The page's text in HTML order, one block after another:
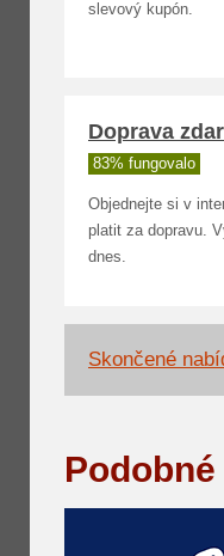
slevový kupón.
Doprava
83% fungovalo
Objednejte si v
platit za dopravu.
dnes.
Skončené